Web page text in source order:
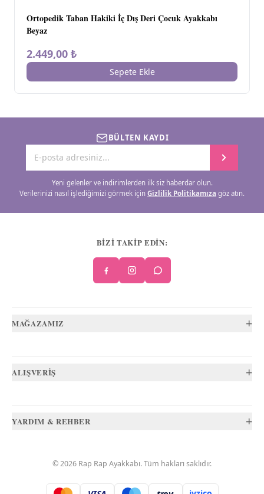
Ortopedik Taban Hakiki İç Dış Deri Çocuk Ayakkabı
Beyaz
2.449,00 ₺
Sepete Ekle
BÜLTEN KAYDI
Yeni gelenler ve indirimlerden ilk siz haberdar olun.
Verilerinizi nasıl işlediğimizi görmek için Gizlilik Politikamıza göz atın.
BİZİ TAKİP EDİN:
MAĞAZAMIZ +
ALIŞVERİŞ +
YARDIM & REHBER +
©2026 Rap Rap Ayakkabı. Tüm hakları saklıdır.
.